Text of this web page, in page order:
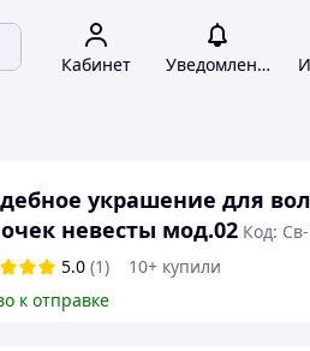
Кабинет Уведомления
украшение для
невесты мод.02 Код:
5.0 (1)
10+ купили
к отправке